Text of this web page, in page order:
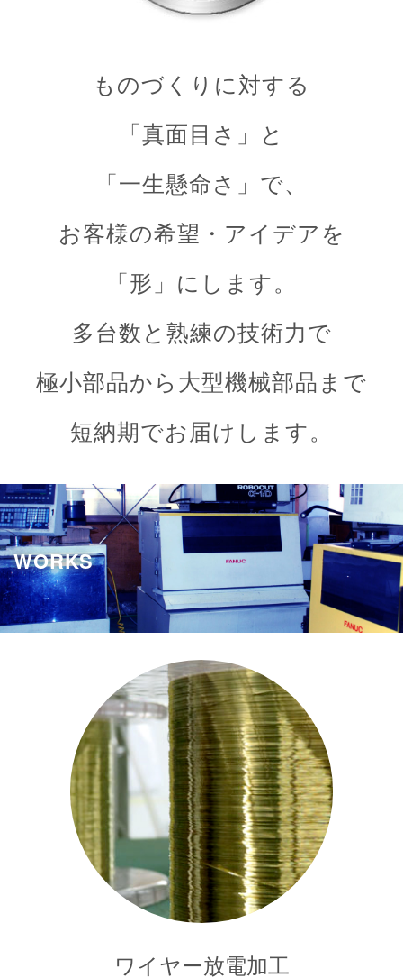
ものづくりに対する
「真面目さ」と
「一生懸命さ」で、
お客様の希望・アイデアを
「形」にします。
多台数と熟練の技術力で
極小部品から 大型機械部品まで
短納期でお届けします。
WORKS
ワイヤー放電加工